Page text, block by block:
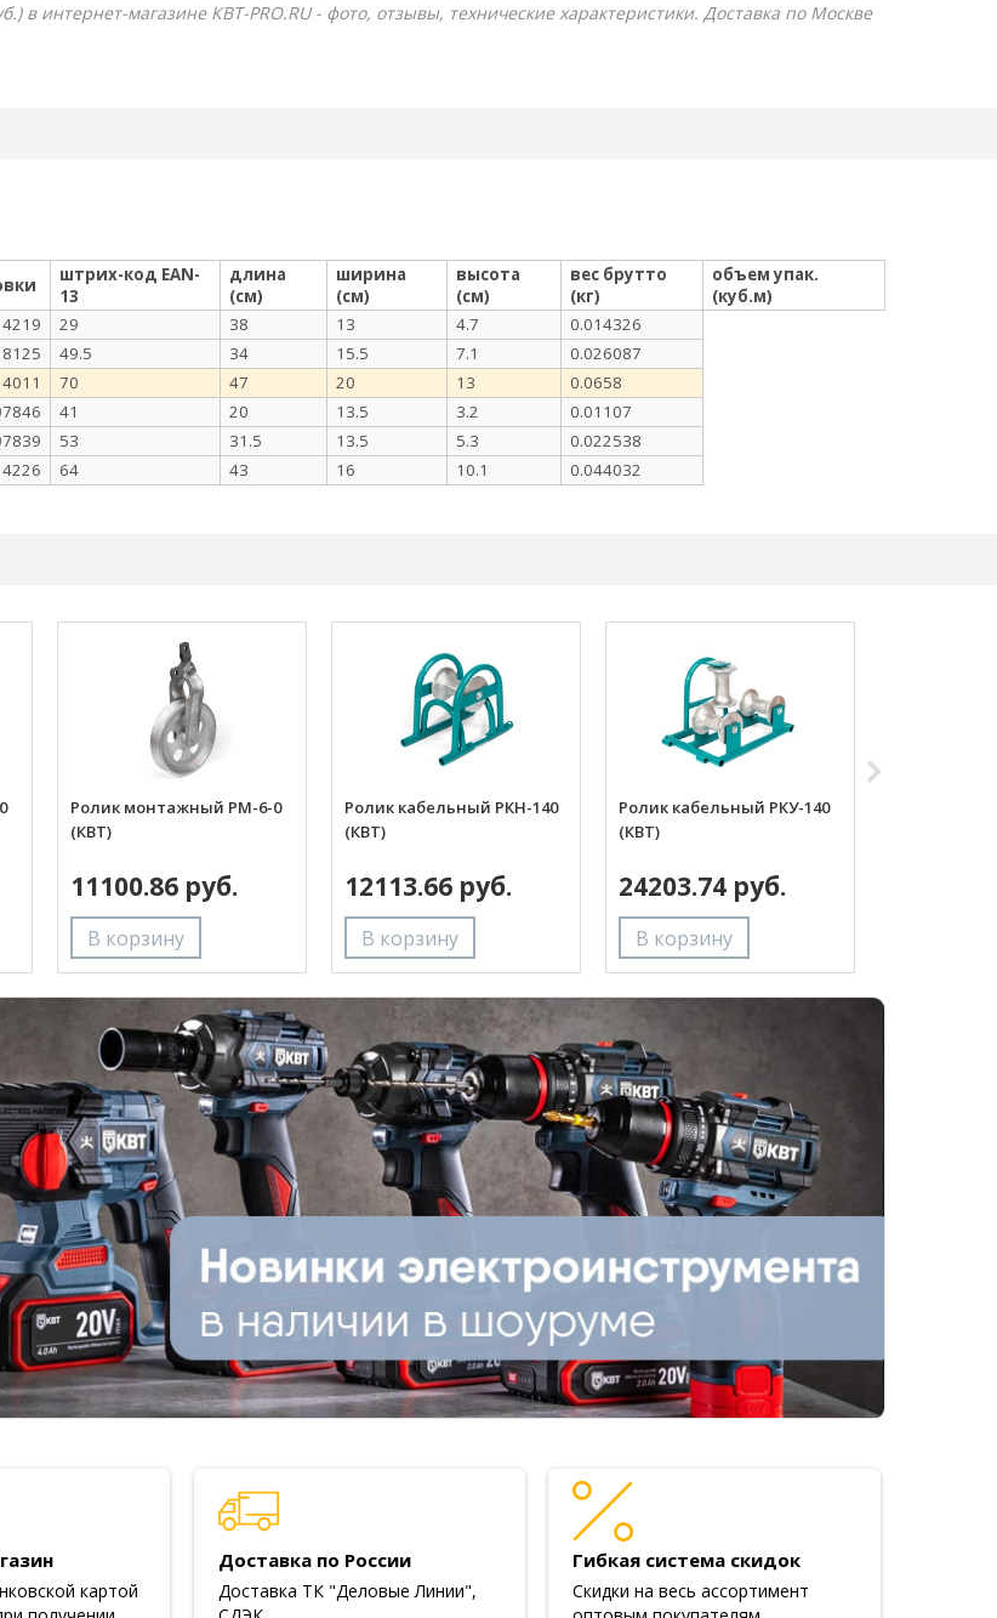
в интернет-магазине КВТ-PRO.RU - фото, отзывы, технические характеристики. Доставка по Москве
штрих-код EAN-
13
длина
(см)
ширина
(см)
высота
(см)
вес брутто
(кг)
объем упак.
(куб.м)
29 38 13 4.7 0.014326
49.5 34 15.5 7.1 0.026087
70 47 20 13 0.0658
41 20 13.5 3.2 0.01107
53 31.5 13.5 5.3 0.022538
64 43 16 10.1 0.044032
Ролик монтажный РМ-6-0
(КВТ)
11100.86 руб.
Ролик кабельный РКН-140
(КВТ)
12113.66 руб.
Ролик кабельный РКУ-140
(КВТ)
24203.74 руб.
картой
Доставка по России
Доставка ТК "Деловые Линии",
Гибкая система скидок
Скидки на весь ассортимент